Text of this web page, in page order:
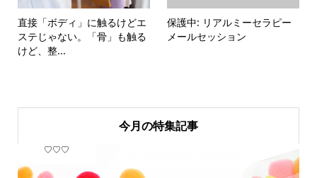
直接「ボディ」に触るけどエ
ステじゃない。「骨」も触る
けど、整...
保護中: リアルミーセラピー
メールセッション
今月の特集記事
♡♡♡